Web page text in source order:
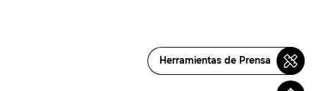
Herramientas de Prensa